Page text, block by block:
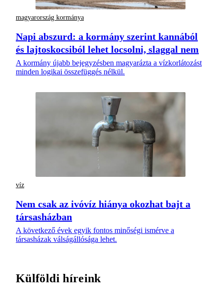
magyarország kormánya
Napi abszurd: a kormány szerint kannából
és lajtoskocsiból lehet locsolni, slaggal nem
A kormány újabb bejegyzésben magyarázta a vízkorlátozást
minden logikai összefüggés nélkül.
víz
Nem csak az ivóvíz hiánya okozhat bajt a
társasházban
A következő évek egyik fontos minőségi ismérve a
társasházak válságállósága lehet.
Külföldi híreink